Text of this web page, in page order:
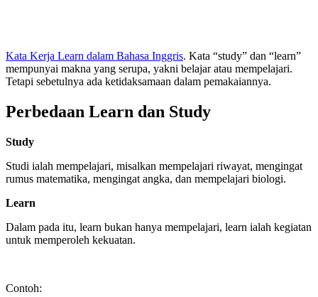
Kata Kerja Learn dalam Bahasa Inggris. Kata “study” dan “learn”
mempunyai makna yang serupa, yakni belajar atau mempelajari.
Tetapi sebetulnya ada ketidaksamaan dalam pemakaiannya.
Perbedaan Learn dan Study
Study
Studi ialah mempelajari, misalkan mempelajari riwayat, mengingat
rumus matematika, mengingat angka, dan mempelajari biologi.
Learn
Dalam pada itu, learn bukan hanya mempelajari, learn ialah kegiatan
untuk memperoleh kekuatan.
Contoh: